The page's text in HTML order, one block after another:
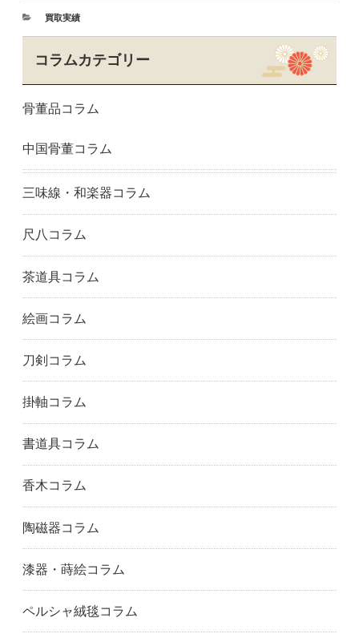
買取実績
コラムカテゴリー
骨董品コラム
中国骨董コラム
三味線・和楽器コラム
尺八コラム
茶道具コラム
絵画コラム
刀剣コラム
掛軸コラム
書道具コラム
香木コラム
陶磁器コラム
漆器・蒔絵コラム
ペルシャ絨毯コラム